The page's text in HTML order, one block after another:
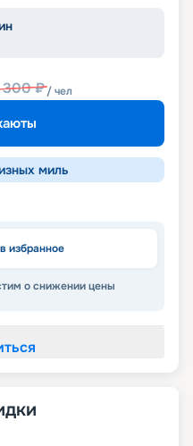
300₽/ чел
миль
избранное
о снижении цены